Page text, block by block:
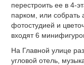
перестроить ее в 4-
парком, или
фотостудией и
входят 6
На Главной улице
угловой отель,